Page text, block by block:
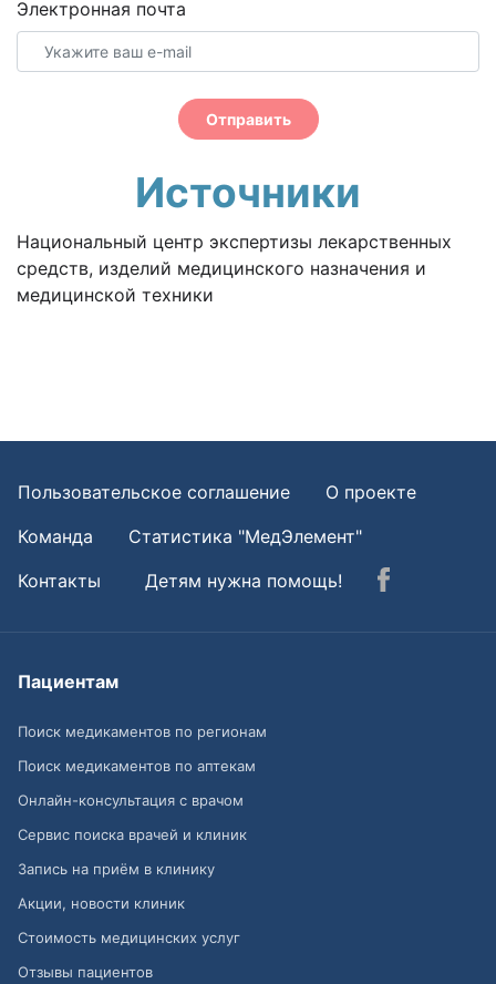
Электронная почта
Отправить
Источники
Национальный центр экспертизы лекарственных
средств, изделий медицинского назначения и
медицинской техники
Пользовательское соглашение
О проекте
Команда
Статистика "МедЭлемент"
Контакты
Детям нужна помощь!
Пациентам
Поиск медикаментов по регионам
Поиск медикаментов по аптекам
Онлайн-консультация с врачом
Сервис поиска врачей и клиник
Запись на приём в клинику
Акции, новости клиник
Стоимость медицинских услуг
Отзывы пациентов